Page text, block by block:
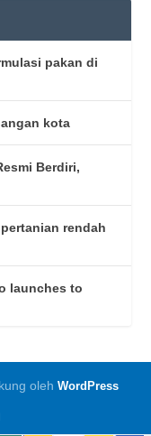
pakan di
kota
Berdiri,
rendah
launches to
oleh WordPress